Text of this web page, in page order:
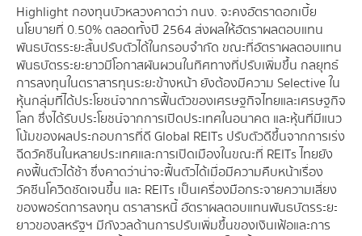
Highlight กองทุนบัวหลวงคาดว่า กนง. จะคงอัตราดอกเบี้ย
นโยบายที่ 0.50% ตลอดทั้งปี 2564 ส่งผลให้อัตราผลตอบแทน
พันธบัตรระยะสั้นปรับตัวได้ในกรอบจำกัด ขณะที่อัตราผลตอบแทน
พันธบัตรระยะยาวมีโอกาสผันผวนในทิศทางที่ปรับเพิ่มขึ้น กลยุทธ์
การลงทุนในตราสารทุนระยะข้างหน้า ยังต้องมีความ Selective ใน
หุ้นกลุ่มที่ได้ประโยชน์จากการฟื้นตัวของเศรษฐกิจไทยและเศรษฐกิจ
โลก ซึ่งได้รับประโยชน์จากการเปิดประเทศในอนาคต และหุ้นที่มีแนว
โน้มของผลประกอบการที่ดี Global REITs ปรับตัวดีขึ้นจากการเร่ง
ฉีดวัคซีนในหลายประเทศและการเปิดเมืองในขณะที่ REITs ไทยยัง
คงฟื้นตัวได้ช้า ซึ่งคาดว่าน่าจะฟื้นตัวได้เมื่อมีความคืบหน้าเรื่อง
วัคซีนโควิดชัดเจนขึ้น และ REITs เป็นเครื่องมือกระจายความเสี่ยง
ของพอร์ตการลงทุน ตราสารหนี้ อัตราผลตอบแทนพันธบัตรระยะ
ยาวของสหรัฐฯ มีกังวลด้านการปรับเพิ่มขึ้นของเงินเฟ้อและการ